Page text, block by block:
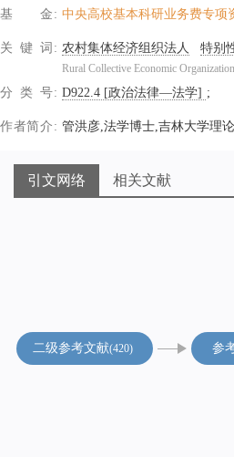
基金 中央高校基本科研业务费专项
关键词 农村集体经济组织法人 特别
Rural Collective Economic
分类号 D922.4 [政治法律—法学]
作者简介 管洪彦,法学博士,吉林大学理
引文网络 相关文献
二级参考文献 420 参